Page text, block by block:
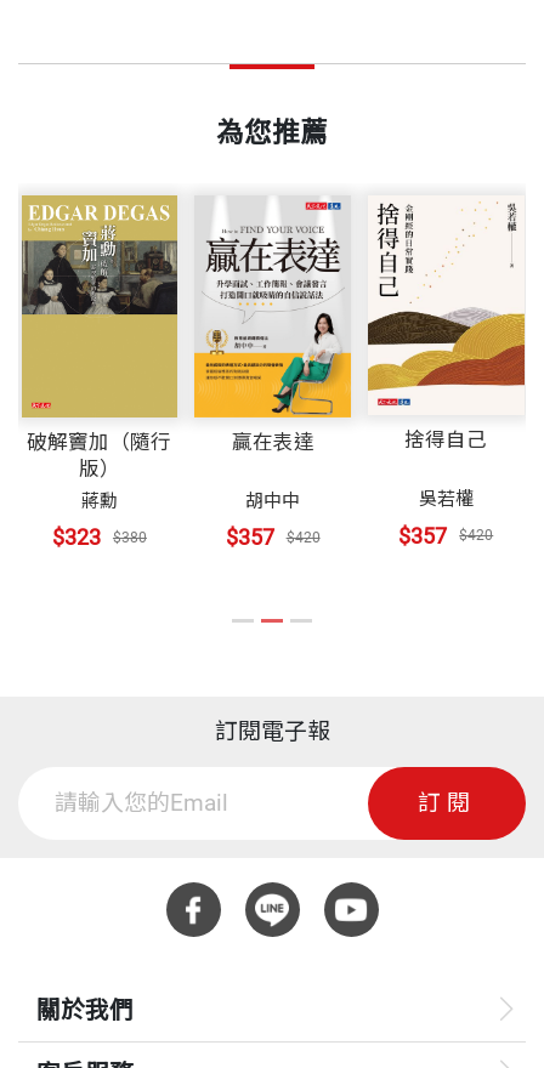
當我翻閱這本《醫療希望在花蓮》，敬意與感動油然
道精神與希望的故事。
各界推薦
石崇良 衛生福利部部長
李忠良 高林實業董事長
林俊龍 佛教慈濟醫療財團法人執行長
林昭庚 中央研究院院士
邱泰源 臺灣大學名譽教授、前衛生福利部部長
陳良基 臺灣大學電機系名譽教授
第十七章 從風暴中走來
第十九章 一場革命性的治療
第二十章 艱難中的信念催生
第二十一章 走在命運的邊緣
第二十二章 懷具信念的募款
第二十三章 走過地獄之路
第二十四章 做一個鬆動管理的院長
第二十五章 拓一條通往世界的路
結語 一生的功課
那時，我們彼此還是陌生人。透過一旁精舍師父對我
舉辦第一屆顱底手術研習會（1998年12月），從國
舉動，言語間與其說是驚訝，更多的是認同與肯定。
畢竟在1996年，為了讓慈濟大學醫學院學生能在解剖
課中更加了解人體結構，證嚴法師就陸續在全臺展開
「大體捐贈說明會」，以《無量義經》中，「頭目腦
髓悉施於人」的大捨精神，推動大體捐贈。
那次的會面，是為了「第12屆國際腦血管瘤暨代謝研
討會」募款而來。
仰文化，甚至對於法師這個人的了解，也相當薄弱。
只知道，法師所創立的慈濟基金會救人無數，甚至願
意為了健全偏鄉醫療，不惜重金建造一間醫院。因此
當我們為研討會籌辦資金不足而煩惱時，心裡樂觀的
想著，或許這位善心的法師會贊助我們一些費用，好
讓國際研討會能順利的在臺灣進行吧？
（摘自〈楔子〉）
的細胞治療、智慧機械手臂腦導航手術、中西醫精準
醫療，達到能醒能走的目標。
（現為院長室資深顧問）來到花蓮，並在副院長任內
推動建立癌症醫學中心及社區醫學部，讓癌症病友不
必遠赴他鄉治療，對東臺灣癌症醫學的品質與發展幫
助很大。書中提到的王志鴻副院長，是臺灣東部第一
位能施作心導管手術的心臟內科醫師，並整合心臟內
外科團隊，創設24小時「救心小組」，如今更結合科
技，大幅提升東臺灣急性心肌梗塞病患的搶救效率。
最難能可貴的，林院長是接受現代西方頂尖醫學訓練
授的中醫博士，他從拳經走向經脈，巧施妙手，曾讓
林院長一向倡導「中西醫合療」，對於重症、難症病
患，即便經過手術、化療、放療，他常常將病患轉介
給中醫，請何副幫忙，甚至建議中醫愈早介入愈好。
好。「中西醫合療」，不僅是醫療上的融合，更是慈
濟法門中「智慧與慈悲同行」的承諾。花蓮慈濟醫院
續引領花蓮慈濟醫院邁向卓越。
凃心怡 採訪撰文
一個連魚的品種都張冠李戴的漁村女兒。慈濟大學傳
播系畢業之後靠著一枝筆走跳生活，著有《彩虹上的
鑽石：南非》、《盤山過嶺：林欣榮教授創新之
路》、《能醒．能走：林欣榮教授的腦醫學救命筆
記》、《抗疫防癆山海間：東臺灣防疫先鋒李仁智醫
師行醫記》、《醫道：俠骨柔情──慈濟骨科的愛與
傳承》、《在傷痛深處，仍願相信：寫給每一個曾在
醫療現場，心痛過的人》等書。
重量
為您推薦
破解竇加（隨行
版）
蔣勳
$323 $380
贏在表達
胡中中
$357 $420
捨得自己
吳若權
$357 $420
訂閱電子報
訂閱
關於我們